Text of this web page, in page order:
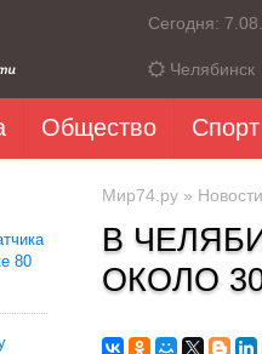
Сегодня:
Челябинск
Общество Спорт
80
Мир74.ру »
В
ОКОЛО